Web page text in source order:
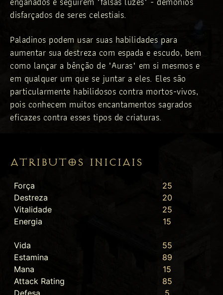
disfarçados de seres celestiais.
Paladinos podem usar suas habilidades para
aumentar sua destreza com espada e escudo, bem
como lançar a bênção de "Auras" em si mesmos e
em qualquer um que se juntar a eles. Eles são
particularmente habilidosos contra mortos-vivos,
pois conhecem muitos encantamentos sagrados
eficazes contra esses tipos de criaturas.
ATRIBUTOS INICIAIS
Força
Destreza
Vitalidade
Energia
Vida
Estamina
Mana
Attack Rating
Defesa
25
20
25
15
55
89
15
85
5